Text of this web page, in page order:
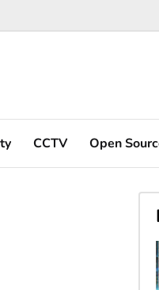
CCTV Open